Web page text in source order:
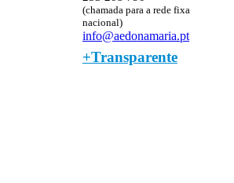
(chamada para a rede fixa
nacional)
info@aedonamaria.pt
+Transparente